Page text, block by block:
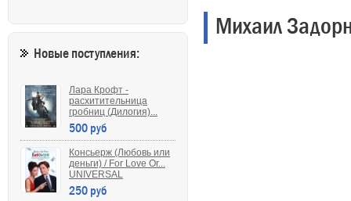
Михаил
Новые поступления:
Лара Крофт -
расхитительница
гробниц (Дилогия)...
500 руб
Консьерж (Любовь или
деньги) / For Love Or...
UNIVERSAL
250 руб